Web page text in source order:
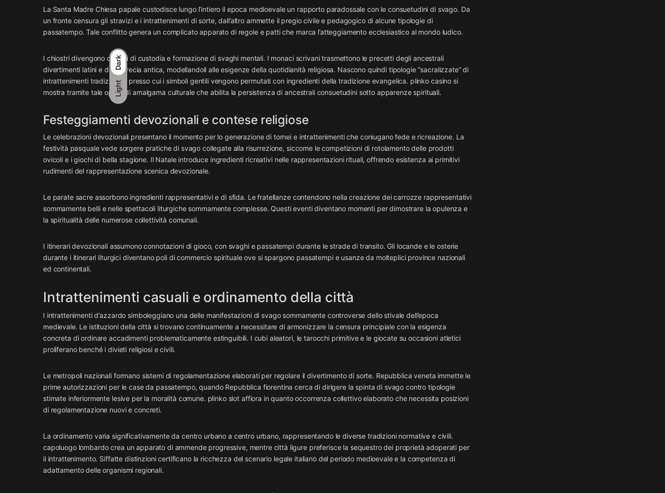
Dark
Light
La Santa Madre Chiesa papale custodisce lungo l’intiero il epoca medioevale un rapporto paradossale con le consuetudini di svago. Da
un fronte censura gli stravizi e i intrattenimenti di sorte, dall’altro ammette il pregio civile e pedagogico di alcune tipologie di
passatempo. Tale conflitto genera un complicato apparato di regole e patti che marca l’atteggiamento ecclesiastico al mondo ludico.
I chiostri divengono cardini di custodia e formazione di svaghi mentali. I monaci scrivani trasmettono le precetti degli ancestrali
divertimenti latini e della Grecia antica, modellandoli alle esigenze della quotidianità religiosa. Nascono quindi tipologie “sacralizzate” di
intrattenimenti tradizionali, presso cui i simboli gentili vengono permutati con ingredienti della tradizione evangelica. plinko casino si
mostra tramite tale opera di amalgama culturale che abilita la persistenza di ancestrali consuetudini sotto apparenze spirituali.
Festeggiamenti devozionali e contese religiose
Le celebrazioni devozionali presentano il momento per lo generazione di tornei e intrattenimenti che coniugano fede e ricreazione. La
festività pasquale vede sorgere pratiche di svago collegate alla risurrezione, siccome le competizioni di rotolamento delle prodotti
ovicoli e i giochi di bella stagione. Il Natale introduce ingredienti ricreativi nelle rappresentazioni rituali, offrendo esistenza ai primitivi
rudimenti del rappresentazione scenica devozionale.
Le parate sacre assorbono ingredienti rappresentativi e di sfida. Le fratellanze contendono nella creazione dei carrozze rappresentativi
sommamente belli e nelle spettacoli liturgiche sommamente complesse. Questi eventi diventano momenti per dimostrare la opulenza e
la spiritualità delle numerose collettività comunali.
I itinerari devozionali assumono connotazioni di gioco, con svaghi e passatempi durante le strade di transito. Gli locande e le osterie
durante i itinerari liturgici diventano poli di commercio spirituale ove si spargono passatempi e usanze da molteplici province nazionali
ed continentali.
Intrattenimenti casuali e ordinamento della città
I intrattenimenti d’azzardo simboleggiano una delle manifestazioni di svago sommamente controverse dello stivale dell’epoca
medievale. Le istituzioni della città si trovano continuamente a necessitare di armonizzare la censura principiale con la esigenza
concreta di ordinare accadimenti problematicamente estinguibili. I cubi aleatori, le tarocchi primitive e le giocate su occasioni atletici
proliferano benché i divieti religiosi e civili.
Le metropoli nazionali formano sistemi di regolamentazione elaborati per regolare il divertimento di sorte. Repubblica veneta immette le
prime autorizzazioni per le case da passatempo, quando Repubblica fiorentina cerca di dirigere la spinta di svago contro tipologie
stimate inferiormente lesive per la moralità comune. plinko slot affiora in quanto occorrenza collettivo elaborato che necessita posizioni
di regolamentazione nuovi e concreti.
La ordinamento varia significativamente da centro urbano a centro urbano, rappresentando le diverse tradizioni normative e civili.
capoluogo lombardo crea un apparato di ammende progressive, mentre città ligure preferisce la sequestro dei proprietà adoperati per
il intrattenimento. Siffatte distinzioni certificano la ricchezza del scenario legale italiano del periodo medioevale e la competenza di
adattamento delle organismi regionali.